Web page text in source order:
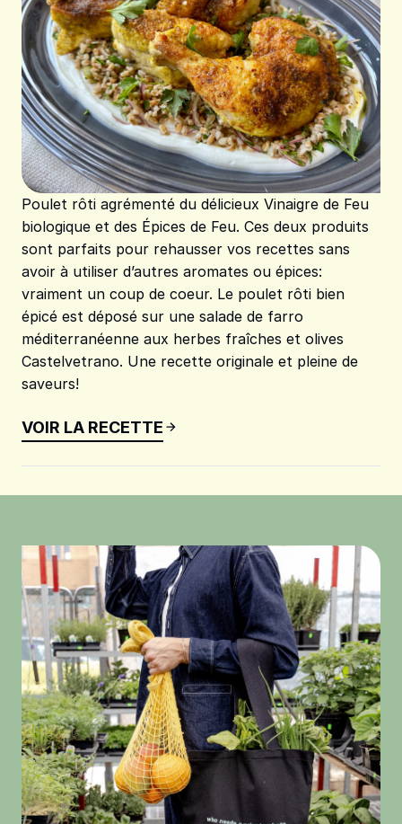
Poulet rôti agrémenté du délicieux Vinaigre de Feu
biologique et des Épices de Feu. Ces deux produits
sont parfaits pour rehausser vos recettes sans
avoir à utiliser d’autres aromates ou épices:
vraiment un coup de coeur. Le poulet rôti bien
épicé est déposé sur une salade de farro
méditerranéenne aux herbes fraîches et olives
Castelvetrano. Une recette originale et pleine de
saveurs!
VOIR LA RECETTE